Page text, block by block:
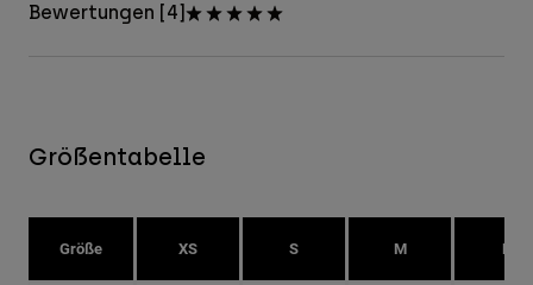
Bewertungen [4]
Größentabelle
Größe XS S M L